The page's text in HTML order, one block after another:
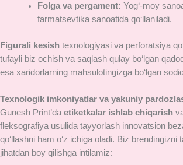
Folga va pergament: Yog‘-moy
farmatsevtika sanoatida qo‘llaniladi.
Figurali kesish texnologiyasi va perforatsiya
tufayli biz ochish va saqlash qulay bo‘lgan
esa xaridorlarning mahsulotingizga bo‘lgan
Texnologik imkoniyatlar va yakuniy
Gunesh Print’da etiketkalar ishlab chiqarish
fleksografiya usulida tayyorlash innovatsion
qo‘llashni ham o‘z ichiga oladi. Biz brendingizni
jihatdan boy qilishga intilamiz: